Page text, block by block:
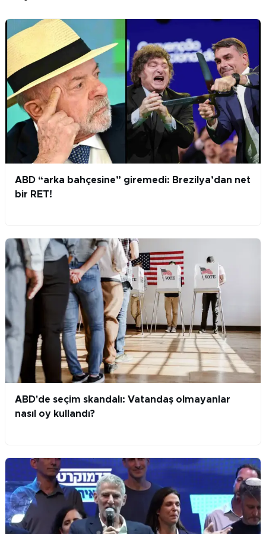
ABD “arka bahçesine” giremedi: Brezilya’dan net
bir RET!
ABD'de seçim skandalı: Vatandaş olmayanlar
nasıl oy kullandı?